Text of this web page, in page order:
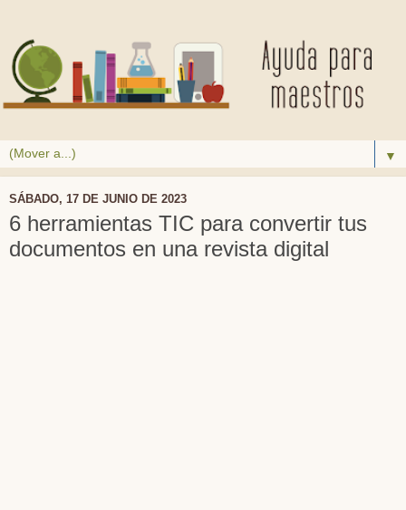
▼
SÁBADO, 17 DE JUNIO DE 2023
6 herramientas TIC para convertir tus
documentos en una revista digital